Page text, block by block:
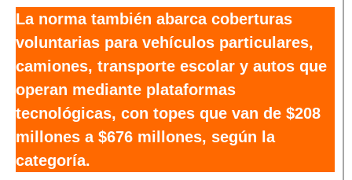
La norma también abarca coberturas
voluntarias para vehículos particulares,
camiones, transporte escolar y autos que
operan mediante plataformas
tecnológicas, con topes que van de $208
millones a $676 millones, según la
categoría.